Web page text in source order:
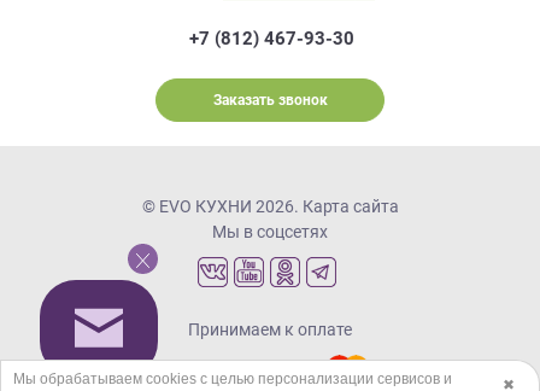
+7 (812) 467-93-30
Заказать звонок
© EVO КУХНИ 2026. Карта сайта
Мы в соцсетях
Принимаем к оплате
✖
Мы обрабатываем cookies с целью персонализации сервисов и